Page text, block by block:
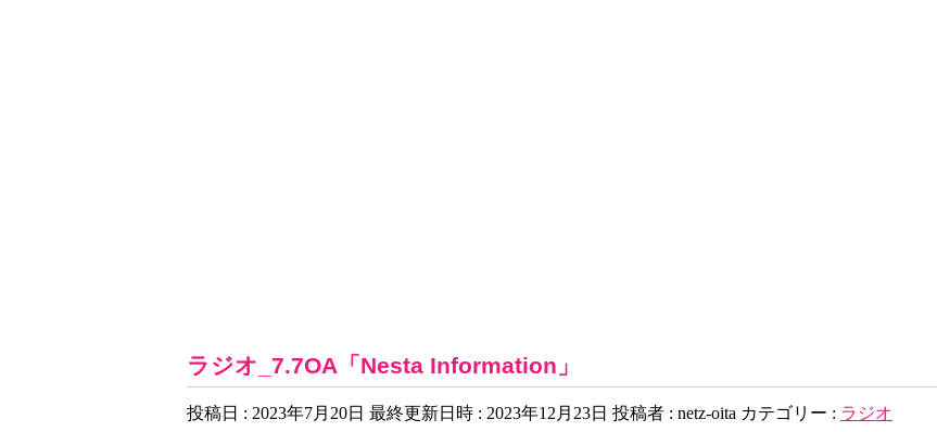
ラジオ_7.7OA「Nesta Information」
投稿日 : 2023年7月20日 最終更新日時 : 2023年12月23日 投稿者 : netz-oita カテゴリー : ラジオ